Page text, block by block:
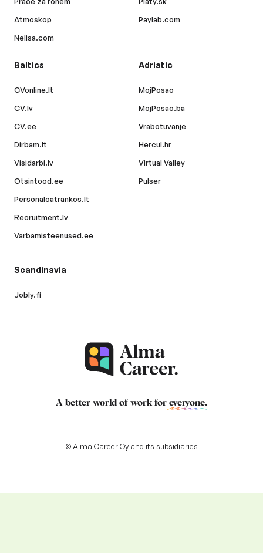
Atmoskop
Nelisa.com
Paylab.com
Baltics
CVonline.lt
CV.lv
CV.ee
Dirbam.lt
Visidarbi.lv
Otsintood.ee
Personaloatrankos.lt
Recruitment.lv
Varbamisteenused.ee
Adriatic
MojPosao
MojPosao.ba
Vrabotuvanje
Hercul.hr
Virtual Valley
Pulser
Scandinavia
Jobly.fi
A better world of work for everyone.
© Alma Career Oy and its subsidiaries